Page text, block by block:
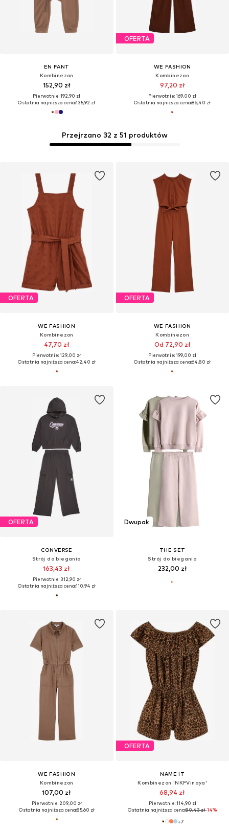
EN FANT
Kombinezon
152,90 zł
Pierwotnie: 192,90 zł
Ostatnia najniższa cena:135,92 zł
OFERTA
WE FASHION
Kombinezon
97,20 zł
Pierwotnie: 169,00 zł
Ostatnia najniższa cena:86,40 zł
Przejrzano 32 z 51 produktów
OFERTA
WE FASHION
Kombinezon
47,70 zł
Pierwotnie: 129,00 zł
Ostatnia najniższa cena:42,40 zł
OFERTA
WE FASHION
Kombinezon
Od 72,90 zł
Pierwotnie: 199,00 zł
Ostatnia najniższa cena:64,80 zł
OFERTA
CONVERSE
Strój do biegania
163,43 zł
Pierwotnie: 312,90 zł
Ostatnia najniższa cena:110,94 zł
Dwupak
THE SET
Strój do biegania
232,00 zł
WE FASHION
Kombinezon
107,00 zł
Pierwotnie: 209,00 zł
Ostatnia najniższa cena:85,60 zł
OFERTA
NAME IT
Kombinezon 'NKFVinaya'
68,94 zł
Pierwotnie: 114,90 zł
Ostatnia najniższa cena:80,43 zł-14%
+7